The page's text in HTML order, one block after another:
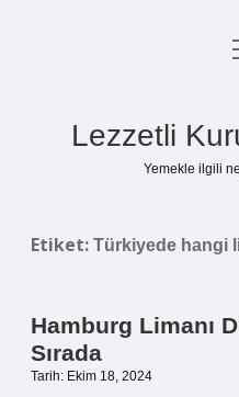
Lezzetli
Yemekle ilgili
Etiket: Türkiyede hangi
Hamburg Limanı
Sırada
Tarih: Ekim 18, 2024